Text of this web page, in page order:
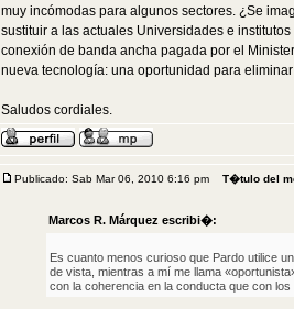
muy incómodas para algunos sectores. ¿Se
sustituir a las actuales Universidades e
conexión de banda ancha pagada por el
nueva tecnología: una oportunidad para
Saludos cordiales.
Publicado: Sab Mar 06, 2010 6:16 pm T�tulo del
Marcos R. Márquez escribi�:
Es cuanto menos curioso que Pardo utilice
de vista, mientras a mí me llama
con la coherencia en la conducta que con